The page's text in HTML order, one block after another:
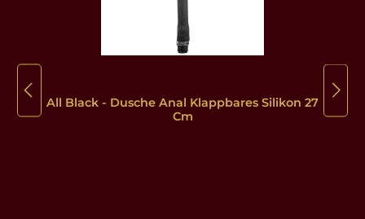
All Black - Dusche Anal Klappbares Silikon 27
Cm